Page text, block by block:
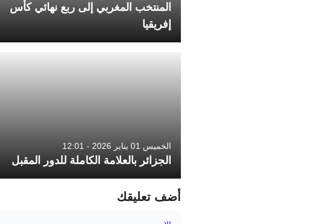
المنتخب المغربي إلى ربع نهائي كأس
إفريقيا
الخميس 01 يناير 2026 - 12:01
الجزائر بالعلامة الكاملة للدور المقبل
أضف تعليقك